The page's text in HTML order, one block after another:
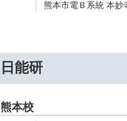
熊本市電Ｂ系統 本妙
日能研
熊本校